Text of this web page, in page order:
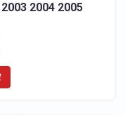
2004 2005